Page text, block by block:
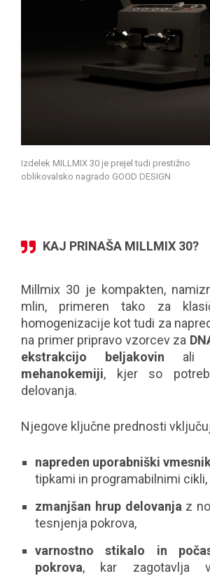
Izdelek MILLMIX 30 je prejel tudi prestižno
oblikovalsko nagrado GOOD DESIGN
KAJ PRINAŠA MILLMIX 30?
Millmix 30 je kompakten,
mlin, primeren tako za
homogenizacije kot tudi za
na primer pripravo vzorcev za
ekstrakcijo beljakovin ali
mehanokemiji, kjer so
delovanja.
Njegove ključne prednosti
napreden uporabniški
tipkami in programabilnimi cikli,
zmanjšan hrup delovanja z
tesnjenja pokrova,
varnostno stikalo in
pokrova, kar zagotavlja